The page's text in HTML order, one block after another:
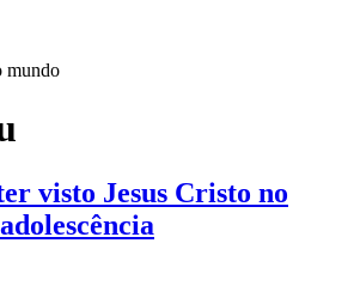
mundo
visto Jesus Cristo no